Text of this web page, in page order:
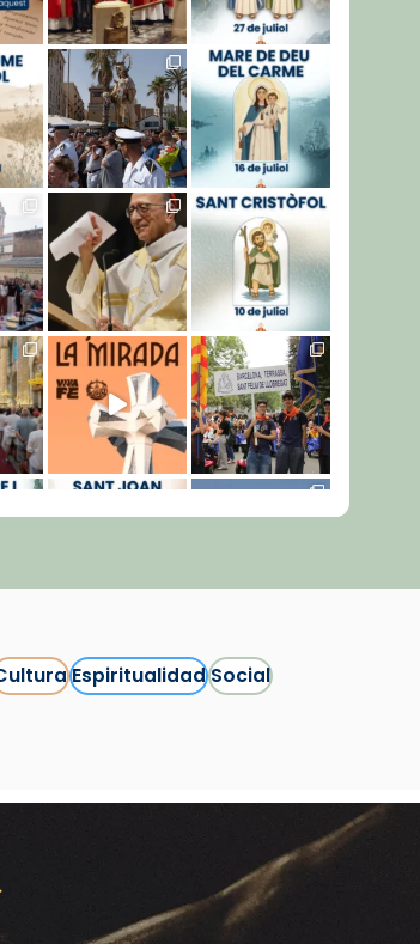
Síguenos en Instagram
EspiritualidadSocial